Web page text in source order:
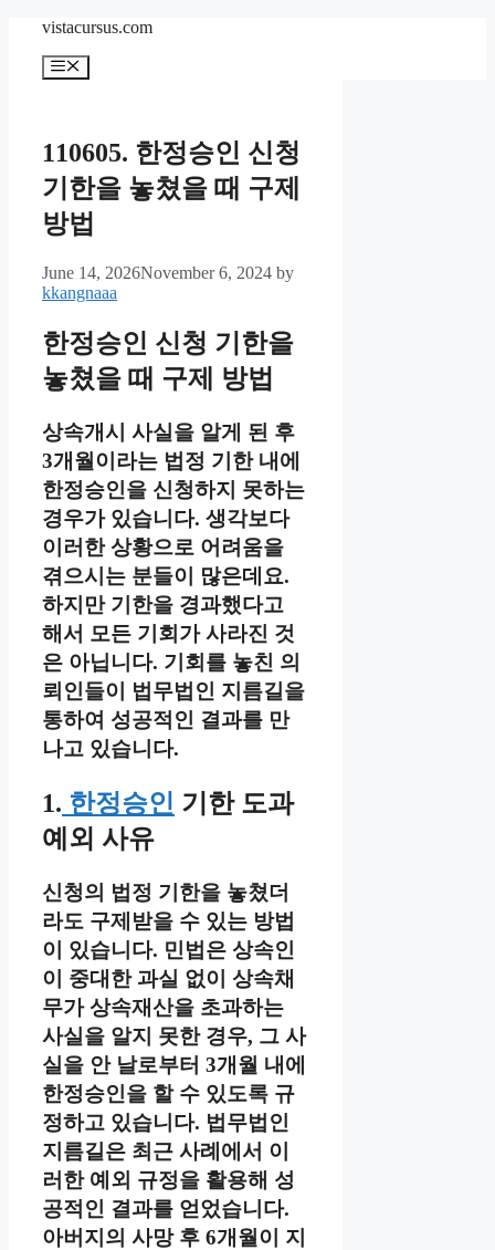
content
vistacursus.com
Menu
110605. 한정승인 신청
기한을 놓쳤을 때 구제
방법
June 14, 2026November 6, 2024 by
kkangnaaa
한정승인 신청 기한을
놓쳤을 때 구제 방법
상속개시 사실을 알게 된 후
3개월이라는 법정 기한 내에
한정승인을 신청하지 못하는
경우가 있습니다. 생각보다
이러한 상황으로 어려움을
겪으시는 분들이 많은데요.
하지만 기한을 경과했다고
해서 모든 기회가 사라진 것
은 아닙니다. 기회를 놓친 의
뢰인들이 법무법인 지름길을
통하여 성공적인 결과를 만
나고 있습니다.
1. 한정승인 기한 도과
예외 사유
신청의 법정 기한을 놓쳤더
라도 구제받을 수 있는 방법
이 있습니다. 민법은 상속인
이 중대한 과실 없이 상속채
무가 상속재산을 초과하는
사실을 알지 못한 경우, 그 사
실을 안 날로부터 3개월 내에
한정승인을 할 수 있도록 규
정하고 있습니다. 법무법인
지름길은 최근 사례에서 이
러한 예외 규정을 활용해 성
공적인 결과를 얻었습니다.
아버지의 사망 후 6개월이 지